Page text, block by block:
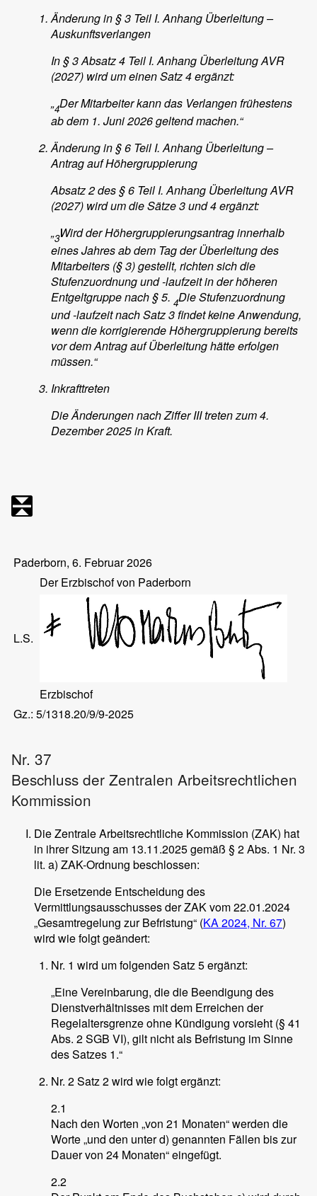
Änderung in § 3 Teil I. Anhang Überleitung –
Auskunftsverlangen
In § 3 Absatz 4 Teil I. Anhang Überleitung AVR
(2027) wird um einen Satz 4 ergänzt:
„4Der Mitarbeiter kann das Verlangen frühestens
ab dem 1. Juni 2026 geltend machen.“
Änderung in § 6 Teil I. Anhang Überleitung –
Antrag auf Höhergruppierung
Absatz 2 des § 6 Teil I. Anhang Überleitung AVR
(2027) wird um die Sätze 3 und 4 ergänzt:
„3Wird der Höhergruppierungsantrag innerhalb
eines Jahres ab dem Tag der Überleitung des
Mitarbeiters (§ 3) gestellt, richten sich die
Stufenzuordnung und -laufzeit in der höheren
Entgeltgruppe nach § 5. 4Die Stufenzuordnung
und -laufzeit nach Satz 3 findet keine Anwendung,
wenn die korrigierende Höhergruppierung bereits
vor dem Antrag auf Überleitung hätte erfolgen
müssen.“
Inkrafttreten
Die Änderungen nach Ziffer III treten zum 4.
Dezember 2025 in Kraft.
Paderborn, 6. Februar 2026
Der Erzbischof von Paderborn
L.S.
Erzbischof
Gz.: 5/1318.20/9/9-2025
Nr. 37
Beschluss der Zentralen Arbeitsrechtlichen
Kommission
Die Zentrale Arbeitsrechtliche Kommission (ZAK) hat
in ihrer Sitzung am 13.11.2025 gemäß § 2 Abs. 1 Nr. 3
lit. a) ZAK-Ordnung beschlossen:
Die Ersetzende Entscheidung des
Vermittlungsausschusses der ZAK vom 22.01.2024
„Gesamtregelung zur Befristung“ (KA 2024, Nr. 67)
wird wie folgt geändert:
Nr. 1 wird um folgenden Satz 5 ergänzt:
„Eine Vereinbarung, die die Beendigung des
Dienstverhältnisses mit dem Erreichen der
Regelaltersgrenze ohne Kündigung vorsieht (§ 41
Abs. 2 SGB VI), gilt nicht als Befristung im Sinne
des Satzes 1.“
Nr. 2 Satz 2 wird wie folgt ergänzt:
2.1
Nach den Worten „von 21 Monaten“ werden die
Worte „und den unter d) genannten Fällen bis zur
Dauer von 24 Monaten“ eingefügt.
2.2